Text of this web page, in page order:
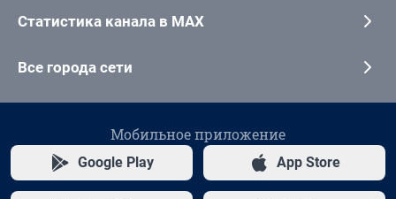
Статистика канала в MAX
Все города сети
Мобильное приложение
Google Play App Store